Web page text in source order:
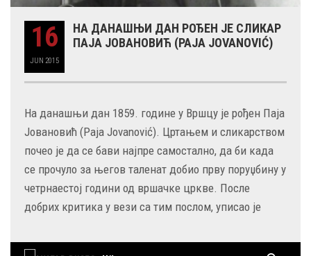
16
JUN 2015
НА ДАНАШЊИ ДАН РОЂЕН ЈЕ СЛИКАР
ПАЈА ЈОВАНОВИЋ (PAJA JOVANOVIĆ)
На данашњи дан 1859. године у Вршцу је рођен Паја
Јовановић (Paja Jovanović). Цртањем и сликарством
почео је да се бави најпре самостално, да би када
се прочуло за његов таленат добио прву поруџбину у
четрнаестој години од вршачке цркве. После
добрих критика у вези са тим послом, уписао је